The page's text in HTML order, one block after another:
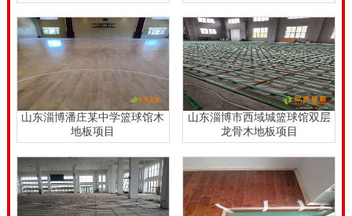
山东淄博潘庄某中学篮球馆木
地板项目
山东淄博市西域城篮球馆双层
龙骨木地板项目